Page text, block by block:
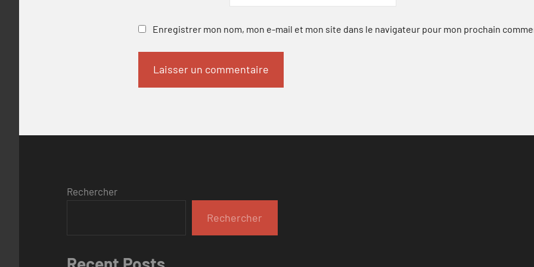
Enregistrer mon nom, mon e-mail et mon site dans le navigateur pour mon prochain
Rechercher
Rechercher